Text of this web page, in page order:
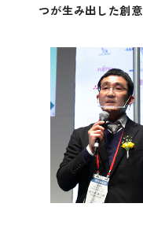
つが生み出した創